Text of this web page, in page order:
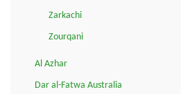
Zarkachi
Zourqani
Al Azhar
Dar al-Fatwa Australia